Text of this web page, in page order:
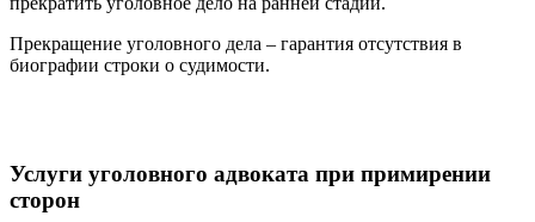
Прекращение уголовного дела – гарантия отсутствия в
биографии строки о судимости.
Услуги уголовного адвоката при примирении
сторон